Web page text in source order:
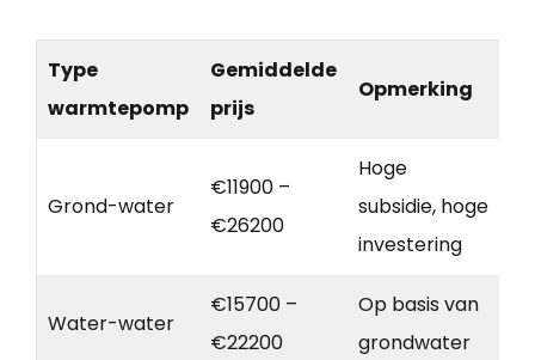
Type
warmtepomp
Gemiddelde
prijs
Opmerking
Grond-water
€11900 –
€26200
Hoge
subsidie, hoge
investering
Water-water
€15700 –
€22200
Op basis van
grondwater